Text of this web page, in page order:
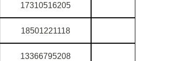
17310516205
18501221118
13366795208